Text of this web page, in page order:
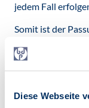
Diese Webseite
jedem Fall
Somit ist der
Behandlung im